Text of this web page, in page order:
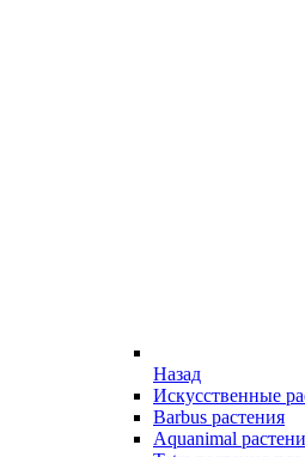
Назад
Искусственные
Barbus растения
Aquanimal